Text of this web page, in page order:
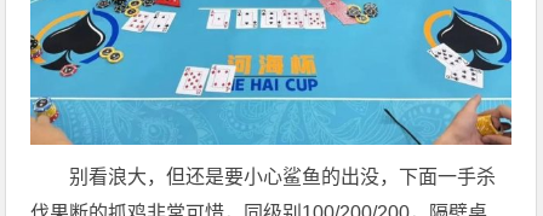
别看浪大，但还是要小心鲨鱼的出没，下面一手杀